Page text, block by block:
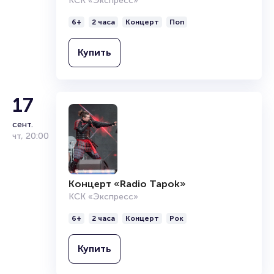
6+ 2 часа Концерт Поп
Купить
17
сент.
чт, 20:00
Концерт «Radio Tapok»
КСК «Экспресс»
6+ 2 часа Концерт Рок
Купить